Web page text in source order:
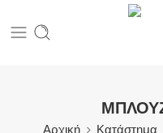
Αρχική Κατάστημα